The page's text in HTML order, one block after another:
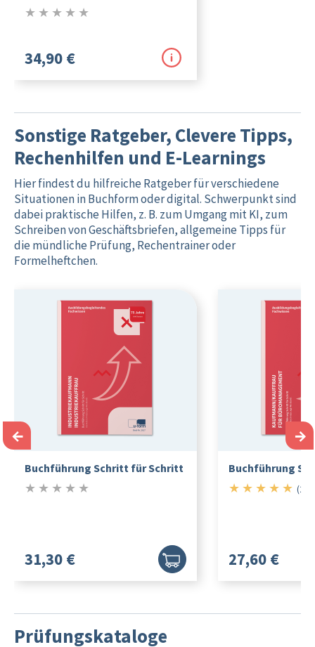
★ ★ ★ ★ ★
34,90 €
Sonstige Ratgeber, Clevere Tipps,
Rechenhilfen und E-Learnings
Hier findest du hilfreiche Ratgeber für verschiedene
Situationen in Buchform oder digital. Schwerpunkt sind
dabei praktische Hilfen, z. B. zum Umgang mit KI, zum
Schreiben von Geschäftsbriefen, allgemeine Tipps für
die mündliche Prüfung, Rechentrainer oder
Formelheftchen.
Buchführung Schritt für Schritt
★ ★ ★ ★ ★
31,30 €
Buchführung
★ ★ ★ ★ ★ 5/5
(20)
27,60 €
← →
Prüfungskataloge